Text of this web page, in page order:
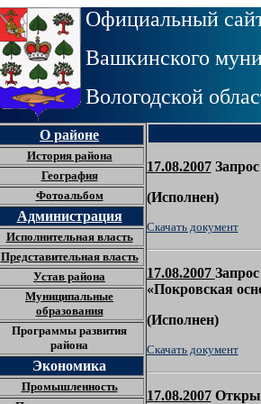
Официальный
Вашкинского
Вологодской
О районе
История района
География
Фотоальбом
Администрация
Исполнительная власть
Представительная власть
Устав района
Муниципальные
образования
Программы развития
района
Экономика
Промышленность
17.08.2007
(Исполнен)
Скачать документ
17.08.2007
«Покровская
(Исполнен)
Скачать документ
17.08.2007